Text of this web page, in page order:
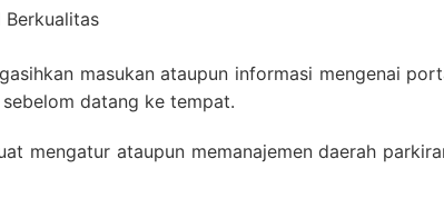
masukan ataupun informasi mengenai
datang ke tempat.
mengatur ataupun memanajemen daerah